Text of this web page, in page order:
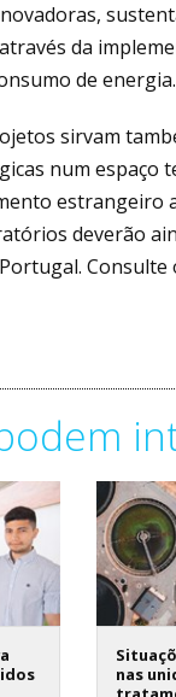
da
de energia.
sirvam
num espaço
estrangeiro
deverão
Consulte
nas